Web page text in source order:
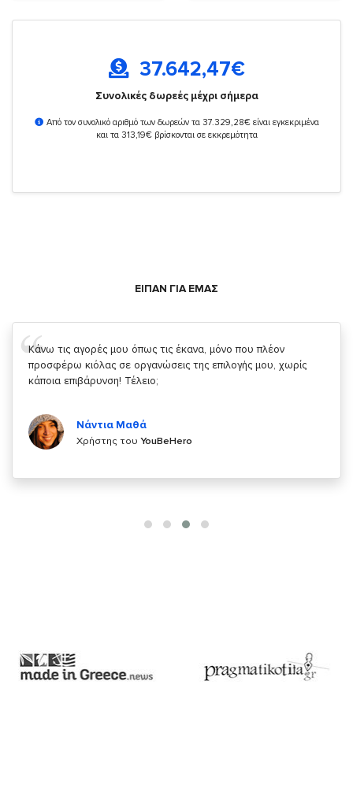
37.642,47€
Συνολικές δωρεές μέχρι σήμερα
Από τον συνολικό αριθμό των δωρεών τα 37.329,28€ είναι εγκεκριμένα
και τα 313,19€ βρίσκονται σε εκκρεμότητα
ΕΙΠΑΝ ΓΙΑ ΕΜΑΣ
Σας ευχαριστώ που μας δίνετε την δυνατότητα να κάνουμε
κάτι!
Χρήστης τουYouBeHero